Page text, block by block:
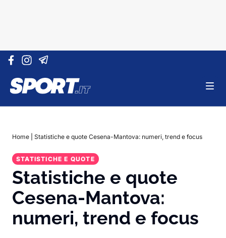
Vai al contenuto
Home Statistiche e quote Cesena-Mantova: numeri, trend e focus
STATISTICHE E QUOTE
Statistiche e quote
Cesena-Mantova:
numeri, trend e focus